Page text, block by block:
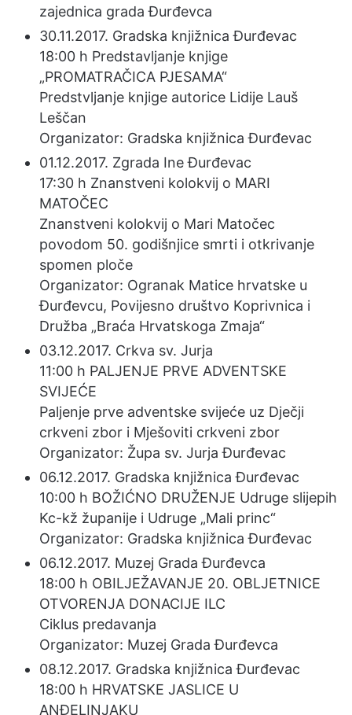
zajednica grada Đurđevca
30.11.2017. Gradska knjižnica Đurđevac
18:00 h Predstavljanje knjige
„PROMATRAČICA PJESAMA“
Predstvljanje knjige autorice Lidije Lauš
Leščan
Organizator: Gradska knjižnica Đurđevac
01.12.2017. Zgrada Ine Đurđevac
17:30 h Znanstveni kolokvij o MARI
MATOČEC
Znanstveni kolokvij o Mari Matočec
povodom 50. godišnjice smrti i otkrivanje
spomen ploče
Organizator: Ogranak Matice hrvatske u
Đurđevcu, Povijesno društvo Koprivnica i
Družba „Braća Hrvatskoga Zmaja“
03.12.2017. Crkva sv. Jurja
11:00 h PALJENJE PRVE ADVENTSKE
SVIJEĆE
Paljenje prve adventske svijeće uz Dječji
crkveni zbor i Mješoviti crkveni zbor
Organizator: Župa sv. Jurja Đurđevac
06.12.2017. Gradska knjižnica Đurđevac
10:00 h BOŽIĆNO DRUŽENJE Udruge slijepih
Kc-kž županije i Udruge „Mali princ“
Organizator: Gradska knjižnica Đurđevac
06.12.2017. Muzej Grada Đurđevca
18:00 h OBILJEŽAVANJE 20. OBLJETNICE
OTVORENJA DONACIJE ILC
Ciklus predavanja
Organizator: Muzej Grada Đurđevca
08.12.2017. Gradska knjižnica Đurđevac
18:00 h HRVATSKE JASLICE U
ANĐELINJAKU